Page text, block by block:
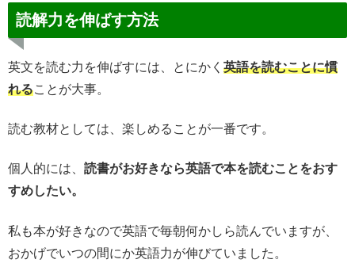
読解力を伸ばす方法
英文を読む力を伸ばすには、とにかく 英語を読むことに慣
れることが大事。
読む教材としては、楽しめることが一番です。
個人的には、 読書がお好きなら英語で本を読むことをおす
すめしたい。
私も本が好きなので英語で毎朝何かしら読んでいますが、
おかげでいつの間にか英語力が伸びていました。